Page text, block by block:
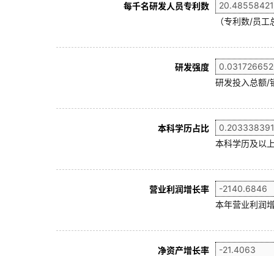
每千名研发人员专利数
（专利数/员
研发强度
研发投入总额/
本科学历占比
本科学历及以
营业利润增长率
本年营业利润
净资产增长率